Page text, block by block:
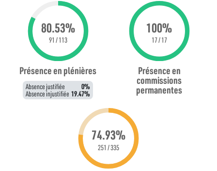
80.53%
91 / 113
Présence en plénières
Absence justifiée 0%
Absence injustifiée 19.47%
100%
17 / 17
Présence en
commissions
permanentes
74.93%
251 / 335